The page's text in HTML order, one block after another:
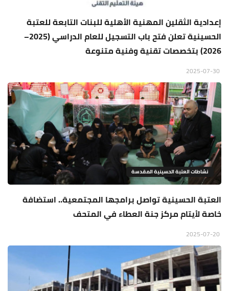
إعدادية الثقلين المهنية الأهلية للبنات التابعة للعتبة
الحسينية تعلن فتح باب التسجيل للعام الدراسي (2025–
2026) بتخصصات تقنية وفنية متنوعة
نشاطات العتبة الحسينية المقدسة
العتبة الحسينية تواصل برامجها المجتمعية.. استضافة
خاصة لأيتام مركز جنة العطاء في المتحف